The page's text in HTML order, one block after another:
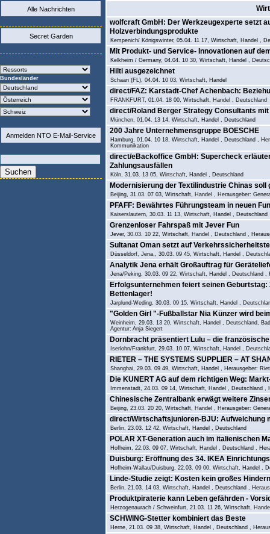
Alle Nachrichten
Secret Garden
Bundesländer
Anmelden NTO E-Mail-Service
wolfcraft GmbH: Der Werkzeugexperte setzt
Holzverbindungsprodukte
Kempenich/ Königswinter, 05.04. 11 17, Wirtschaft, Handel ,
Mit Produkt- und Service- Innovationen auf
Kelkheim / Germany, 04.04. 10 30, Wirtschaft, Handel ,
Hilti ausgezeichnet
Schaan (FL), 04.04. 10 03, Wirtschaft, Handel
direct/FAZ: Karstadt-Chef Achenbach:
FRANKFURT, 01.04. 18 00, Wirtschaft, Handel , Deutschland
direct/Roland Berger Strategy Consultants
München, 01.04. 13 14, Wirtschaft, Handel , Deutschland
200 Jahre Unternehmensgruppe BOESCHE
Hamburg, 01.04. 10 18, Wirtschaft, Handel , Deutschland ,
Kommunikation
direct/eBackoffice GmbH: Supercheck
Zahlungsausfällen
Köln, 31.03. 13 05, Wirtschaft, Handel , Deutschland
Modernisierung der Textilindustrie Chinas soll
Beijing, 31.03. 07 03, Wirtschaft, Handel , Herausgeber:
PFAFF: Bewährtes Führungsteam in neuen
Kaiserslautern, 30.03. 11 13, Wirtschaft, Handel , Deutschland
Grenzenloser Fahrspaß mit Jever Fun
Jever, 30.03. 10 22, Wirtschaft, Handel , Deutschland ,
Sultanat Oman setzt auf
Düsseldorf, Jena,, 30.03. 09 45, Wirtschaft, Handel ,
Analytik Jena erhält Großauftrag für
Jena/Peking, 30.03. 09 22, Wirtschaft, Handel , Deutschland ,
Erfolgsunternehmen feiert seinen
Bettenlager!
Jarplund-Weding, 30.03. 09 15, Wirtschaft, Handel ,
"Golden Girl "-Fußballstar Nia Künzer wird
Weinheim, 29.03. 13 20, Wirtschaft, Handel , Deutschland,
Agentur: Anja Siegert
Dornbracht präsentiert Lulu – die
Iserlohn/Frankfurt, 29.03. 10 07, Wirtschaft, Handel ,
RIETER – THE SYSTEMS SUPPLIER – AT
Shanghai, 29.03. 09 49, Wirtschaft, Handel , Herausgeber:
Die KUNERT AG auf dem richtigen Weg:
Immenstadt, 24.03. 09 14, Wirtschaft, Handel , Deutschland ,
Chinesische Zentralbank erwägt weitere
Beijing, 23.03. 20 20, Wirtschaft, Handel , Herausgeber:
direct/Wirtschaftsjunioren-BJU: Aufweichung
Berlin, 23.03. 12 42, Wirtschaft, Handel , Deutschland
POLAR XT-Generation auch im italienischen
Hofheim, 22.03. 09 07, Wirtschaft, Handel , Deutschland ,
Duisburg: Eröffnung des 34. IKEA
Hofheim-Wallau/Duisburg, 22.03. 09 00, Wirtschaft, Handel ,
Linde-Studie zeigt: Kosten kein großes
Berlin, 21.03. 14 03, Wirtschaft, Handel , Deutschland ,
Produktpiraterie kann Leben gefährden -
Herzogenaurach / Schweinfurt, 21.03. 11 26, Wirtschaft,
SCHWING-Stetter kombiniert das Beste
Herne, 21.03. 09 38, Wirtschaft, Handel , Deutschland ,